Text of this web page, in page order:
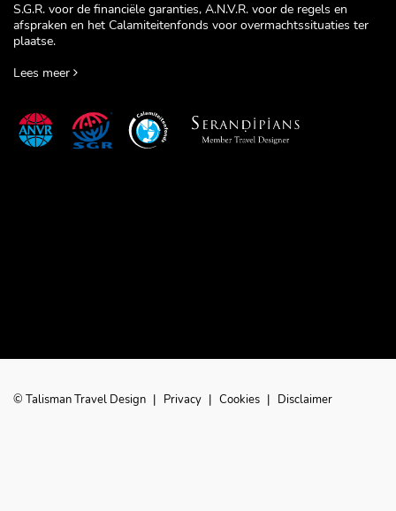
S.G.R. voor de financiële garanties, A.N.V.R. voor de regels en
afspraken en het Calamiteitenfonds voor overmachtssituaties ter
plaatse.
Lees meer
© Talisman Travel Design | Privacy | Cookies | Disclaimer